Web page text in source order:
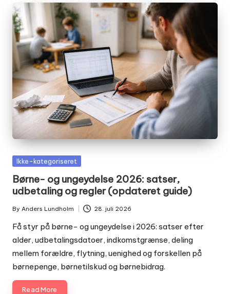
Posted
Ikke-kategoriseret
Børne- og ungeydelse 2026: satser,
udbetaling og regler (opdateret guide)
Posted
by
By Anders Lundholm 28. juli 2026
Få styr på børne- og ungeydelse i 2026: satser efter
alder, udbetalingsdatoer, indkomstgrænse, deling
mellem forældre, flytning, uenighed og forskellen på
børnepenge, børnetilskud og børnebidrag.
Read More